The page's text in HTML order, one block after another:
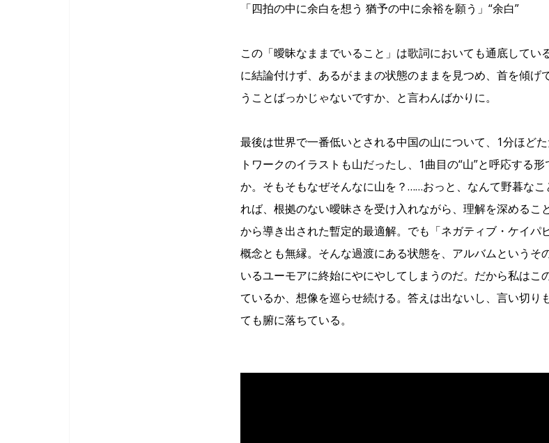
「四拍の中に余白を想う 猶予の中に余裕を願う」“余白”
この「曖昧なままでいること」は歌詞においても通底して
に結論付けず、あるがままの状態のままを見つめ、首を傾
うことばっかじゃないですか、と言わんばかりに。
最後は世界で一番低いとされる中国の山について、1分ほど
トワークのイラストも山だったし、1曲目の“山”と呼応する
か。そもそもなぜそんなに山を？……おっと、なんて野暮な
れば、根拠のない曖昧さを受け入れながら、理解を深める
から導き出された暫定的最適解。でも「ネガティブ・ケイパ
概念とも無縁。そんな過渡にある状態を、アルバムというそ
いるユーモアに終始にやにやしてしまうのだ。だから私はこ
ているか、想像を巡らせ続ける。答えは出ないし、言い切り
ても腑に落ちている。